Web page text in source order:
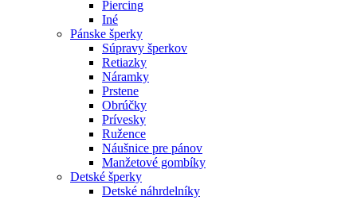
Piercing
Iné
Pánske šperky
Súpravy šperkov
Retiazky
Náramky
Prstene
Obrúčky
Prívesky
Ružence
Náušnice pre pánov
Manžetové gombíky
Detské šperky
Detské náhrdelníky